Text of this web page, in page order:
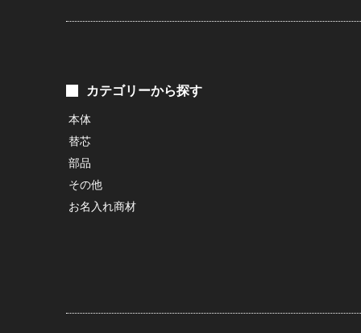
カテゴリーから探す
本体
替芯
部品
その他
お名入れ商材